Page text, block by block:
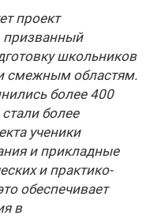
проект
призванный
школьников
смежным областям.
более 400
более
ученики
и прикладные
и практико-
обеспечивает
в